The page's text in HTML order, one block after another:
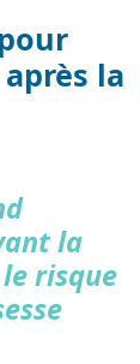
la
la
le risque